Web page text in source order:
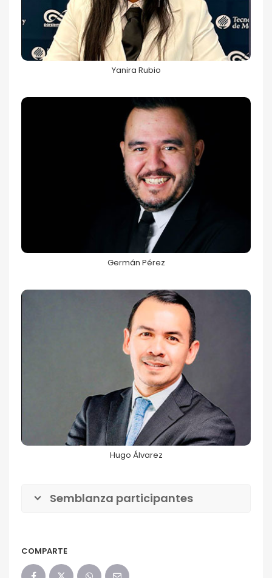
68FILUG 2026
Yanira Rubio
Germán Pérez
68FILUG 2026
Germán Pérez
Hugo Álvarez
68FILUG 2026
Hugo Álvarez
Semblanza participantes
COMPARTE